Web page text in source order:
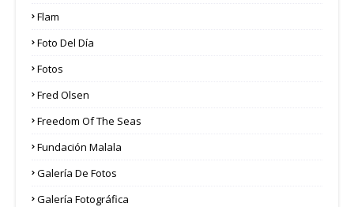
Flam
Foto Del Día
Fotos
Fred Olsen
Freedom Of The Seas
Fundación Malala
Galería De Fotos
Galería Fotográfica